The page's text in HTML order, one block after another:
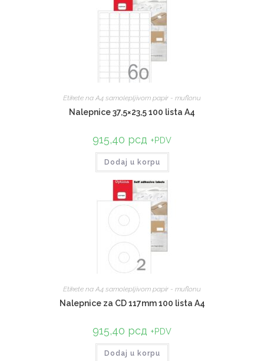
Etikete na A4 samolepljivom papir - muflonu
Nalepnice 37,5×23,5 100 lista A4
915,40 рсд +PDV
Dodaj u korpu
Etikete na A4 samolepljivom papir - muflonu
Nalepnice za CD 117mm 100 lista A4
915,40 рсд +PDV
Dodaj u korpu